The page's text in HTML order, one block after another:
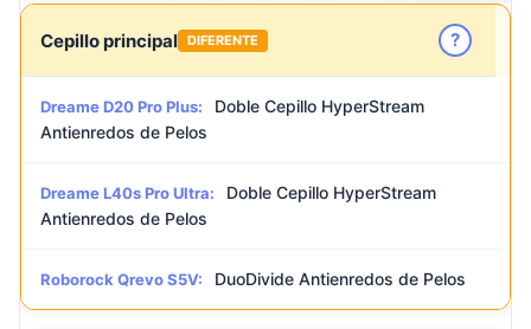
Cepillo principal DIFERENTE ?
Dreame D20 Pro Plus:
Doble Cepillo HyperStream
Antienredos de Pelos
Dreame L40s Pro Ultra:
Doble Cepillo HyperStream
Antienredos de Pelos
Roborock Qrevo S5V: DuoDivide Antienredos de Pelos